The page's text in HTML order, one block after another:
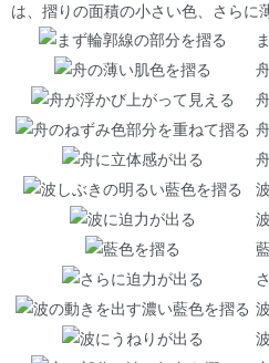
は、摺りの面積の小さい色、さらに